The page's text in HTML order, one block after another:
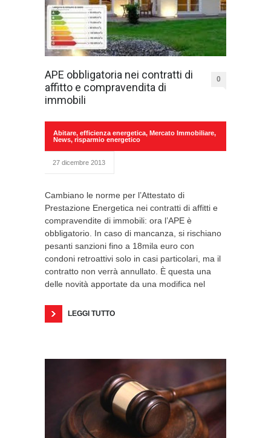
APE obbligatoria nei contratti di
affitto e compravendita di
immobili
0
Abitare, efficienza energetica, Mercato Immobiliare,
News, risparmio energetico
27 dicembre 2013
Cambiano le norme per l’Attestato di
Prestazione Energetica nei contratti di affitti e
compravendite di immobili: ora l’APE è
obbligatorio. In caso di mancanza, si rischiano
pesanti sanzioni fino a 18mila euro con
condoni retroattivi solo in casi particolari, ma il
contratto non verrà annullato. È questa una
delle novità apportate da una modifica nel
LEGGI TUTTO